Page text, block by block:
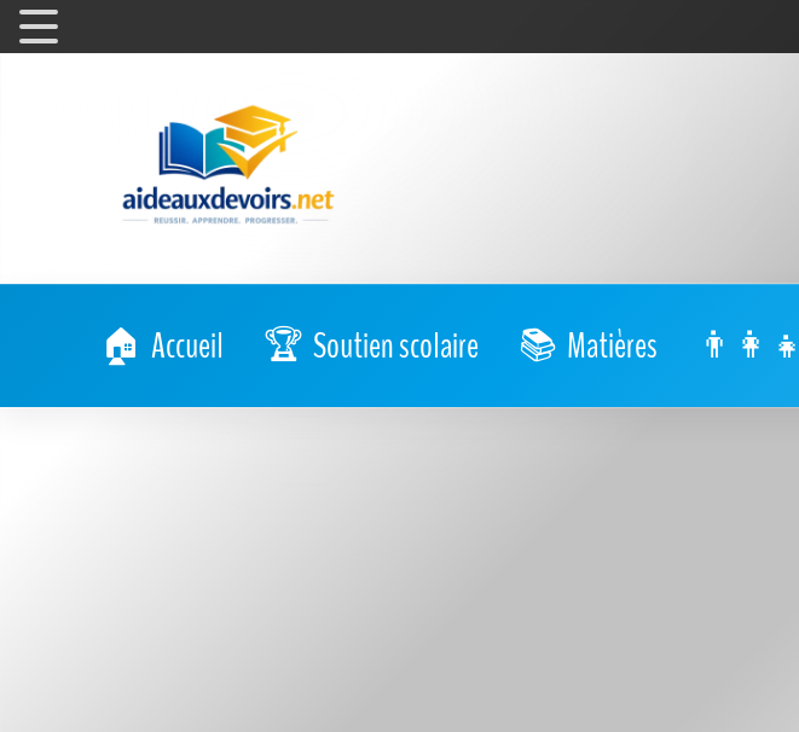
Accueil Soutien scolaire Matières